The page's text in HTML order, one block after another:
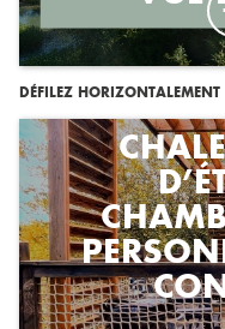
DÉFILEZ HORIZONTALEMENT